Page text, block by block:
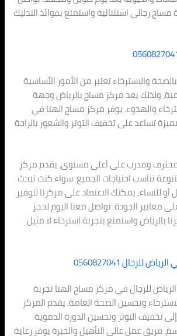
رجالي استثنائية واستمتع بفوائد التدليك
والاسترخاء تعتبر من الأمور الأساسية
ولذلك يعد مركز مساج بالرياض وجهة
والهدوء. يوفر مركز مساج الهنا في
تساعد على تخفيف التوتر والشعور بالراحة
ومدرب على أعلى مستوى، يقدم مركز
تناسب احتياجات الجميع. سواء كنت تبحث
للنساء، يمكنك الاعتماد على مركزنا لتوفير
معايير الجودة. تواصل معنا اليوم لحجز
واستمتع بتجربة استرخاء لا مثيل
0560827041
للرجال في مركز مساج الهنا تجربة
وتحسين الصحة العامة. يقدم المركز
تخفيف التوتر وتحسين الدورة الدموية
فريق عمل عالي التأهيل والخبرة يوفر رعاية